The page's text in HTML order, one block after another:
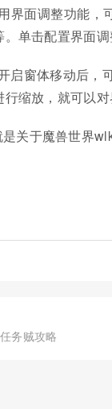
界面调整功能，
。单击配置界面调
启窗体移动后，
缩放，就可以对
关于魔兽世界
务贼攻略